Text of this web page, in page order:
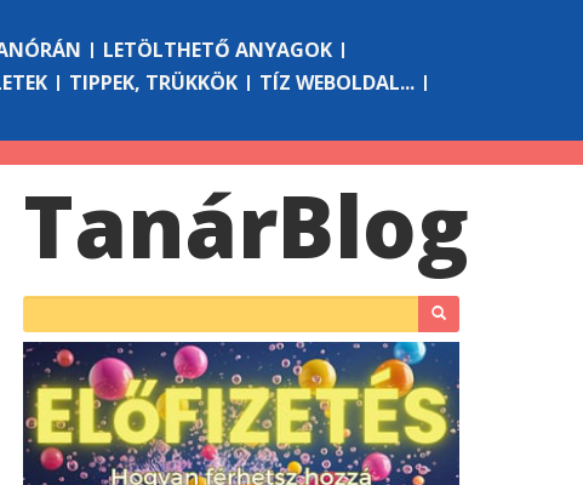
LETÖLTHETŐ ANYAGOK
TIPPEK, TRÜKKÖK
TÍZ WEBOLDAL...
TanárBlog